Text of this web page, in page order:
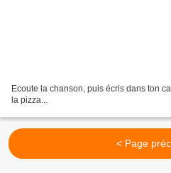
Ecoute la chanson, puis écris dans ton
la pizza...
< Page